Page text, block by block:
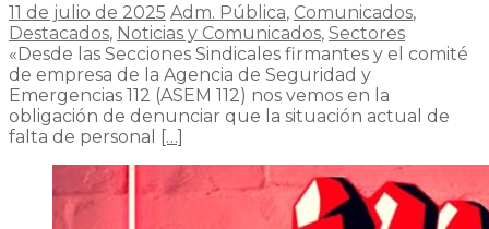
11 de julio de 2025 Adm. Pública, Comunicados,
Destacados, Noticias y Comunicados, Sectores
«Desde las Secciones Sindicales firmantes y el comité
de empresa de la Agencia de Seguridad y
Emergencias 112 (ASEM 112) nos vemos en la
obligación de denunciar que la situación actual de
falta de personal
[…]